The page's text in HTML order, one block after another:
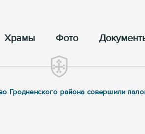
Храмы Фото
Гродненского района совершили